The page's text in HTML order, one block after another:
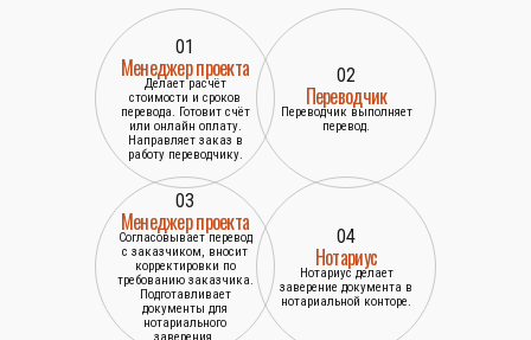
01
Менеджер проекта
Делает расчёт
стоимости и сроков
перевода. Готовит счёт
или онлайн оплату.
Направляет заказ в
работу переводчику.
02
Переводчик
Переводчик выполняет
перевод.
03
Менеджер проекта
Согласовывает перевод
с заказчиком, вносит
корректировки по
требованию заказчика.
Подготавливает
документы для
нотариального
заверения.
04
Нотариус
Нотариус делает
заверение документа в
нотариальной конторе.